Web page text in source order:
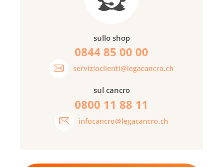
sullo shop
0844 85 00 00
servizioclienti@legacancro.ch
sul cancro
0800 11 88 11
infocancro@legacancro.ch